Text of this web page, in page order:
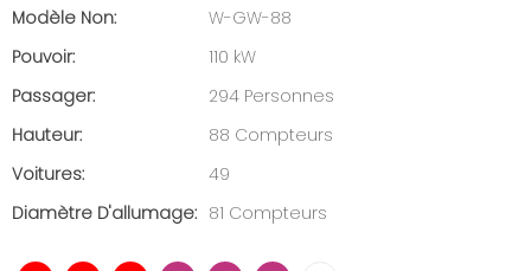
Modèle Non:
W-GW-88
Pouvoir:
110 kW
Passager:
294 Personnes
Hauteur:
88 Compteurs
Voitures:
49
Diamètre D'allumage: 81 Compteurs